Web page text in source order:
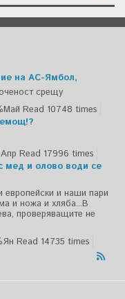
на АС-Ямбол,
срещу
Read 10748 times
Read 17996 times
мед и олово води се
европейски и наши пари
и ножа и хляба...В
проверяващите не
Read 14735 times